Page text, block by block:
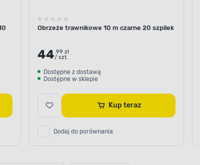
Obrzeże trawnikowe 10 m czarne 20 szpilek
44.99 zł
/ szt.
Dostępne z dostawą
Dostępne w sklepie
Kup teraz
Dodaj do porównania